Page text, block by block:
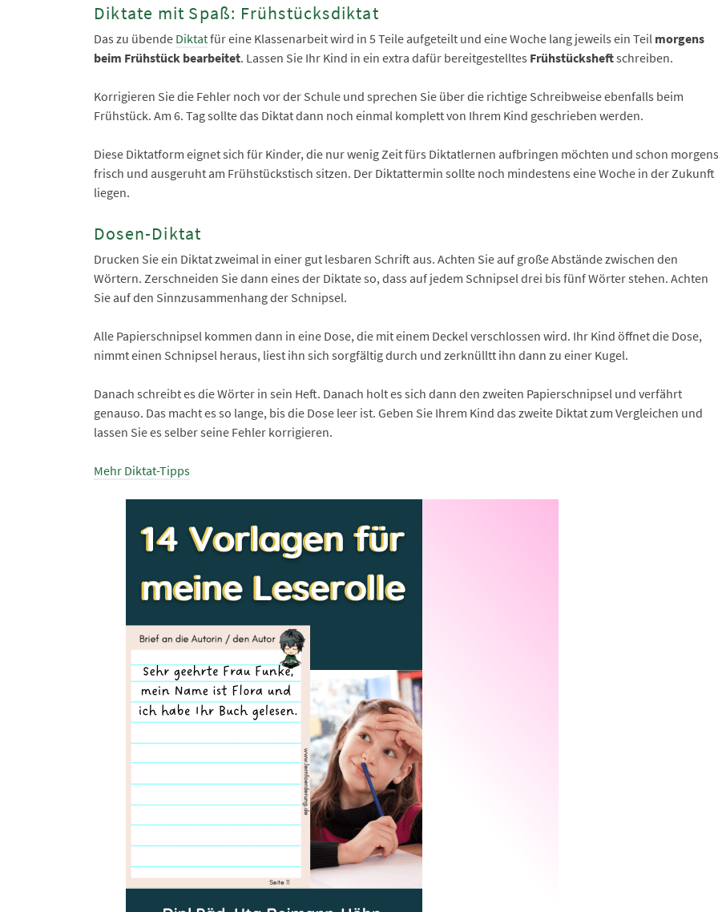
Diktate mit Spaß: Frühstücksdiktat
Das zu übende Diktatfür eine Klassenarbeit wird in 5 Teile aufgeteilt und eine Woche lang jeweils ein Teil morgens
beim Frühstück bearbeitet. Lassen Sie Ihr Kind in ein extra dafür bereitgestelltes Frühstücksheftschreiben.
Korrigieren Sie die Fehler noch vor der Schule und sprechen Sie über die richtige Schreibweise ebenfalls beim
Frühstück. Am 6. Tag sollte das Diktat dann noch einmal komplett von Ihrem Kind geschrieben werden.
Diese Diktatform eignet sich für Kinder, die nur wenig Zeit fürs Diktatlernen aufbringen möchten und schon morgens
frisch und ausgeruht am Frühstückstisch sitzen. Der Diktattermin sollte noch mindestens eine Woche in der Zukunft
liegen.
Dosen-Diktat
Drucken Sie ein Diktat zweimal in einer gut lesbaren Schrift aus. Achten Sie auf große Abstände zwischen den
Wörtern. Zerschneiden Sie dann eines der Diktate so, dass auf jedem Schnipsel drei bis fünf Wörter stehen. Achten
Sie auf den Sinnzusammenhang der Schnipsel.
Alle Papierschnipsel kommen dann in eine Dose, die mit einem Deckel verschlossen wird. Ihr Kind öffnet die Dose,
nimmt einen Schnipsel heraus, liest ihn sich sorgfältig durch und zerknülltt ihn dann zu einer Kugel.
Danach schreibt es die Wörter in sein Heft. Danach holt es sich dann den zweiten Papierschnipsel und verfährt
genauso. Das macht es so lange, bis die Dose leer ist. Geben Sie Ihrem Kind das zweite Diktat zum Vergleichen und
lassen Sie es selber seine Fehler korrigieren.
Mehr Diktat-Tipps